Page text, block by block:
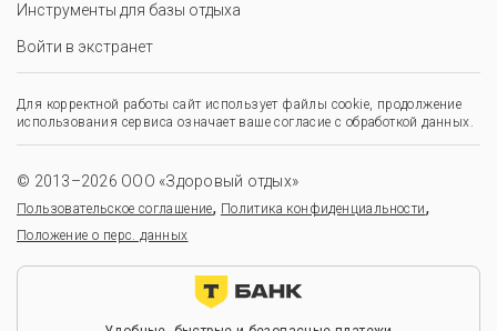
Инструменты для базы отдыха
Войти в экстранет
Для корректной работы сайт использует файлы cookie, продолжение
использования сервиса означает ваше согласие с обработкой данных.
© 2013–2026 ООО «Здоровый отдых»
Пользовательское соглашение, Политика конфиденциальности,
Положение о перс. данных